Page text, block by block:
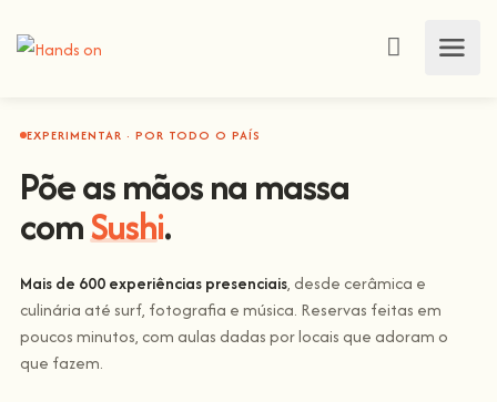
EXPERIMENTAR · POR TODO O PAÍS
Põe as mãos na massa
comSushi.
Mais de 600 experiências presenciais, desde cerâmica e
culinária até surf, fotografia e música. Reservas feitas em
poucos minutos, com aulas dadas por locais que adoram o
que fazem.